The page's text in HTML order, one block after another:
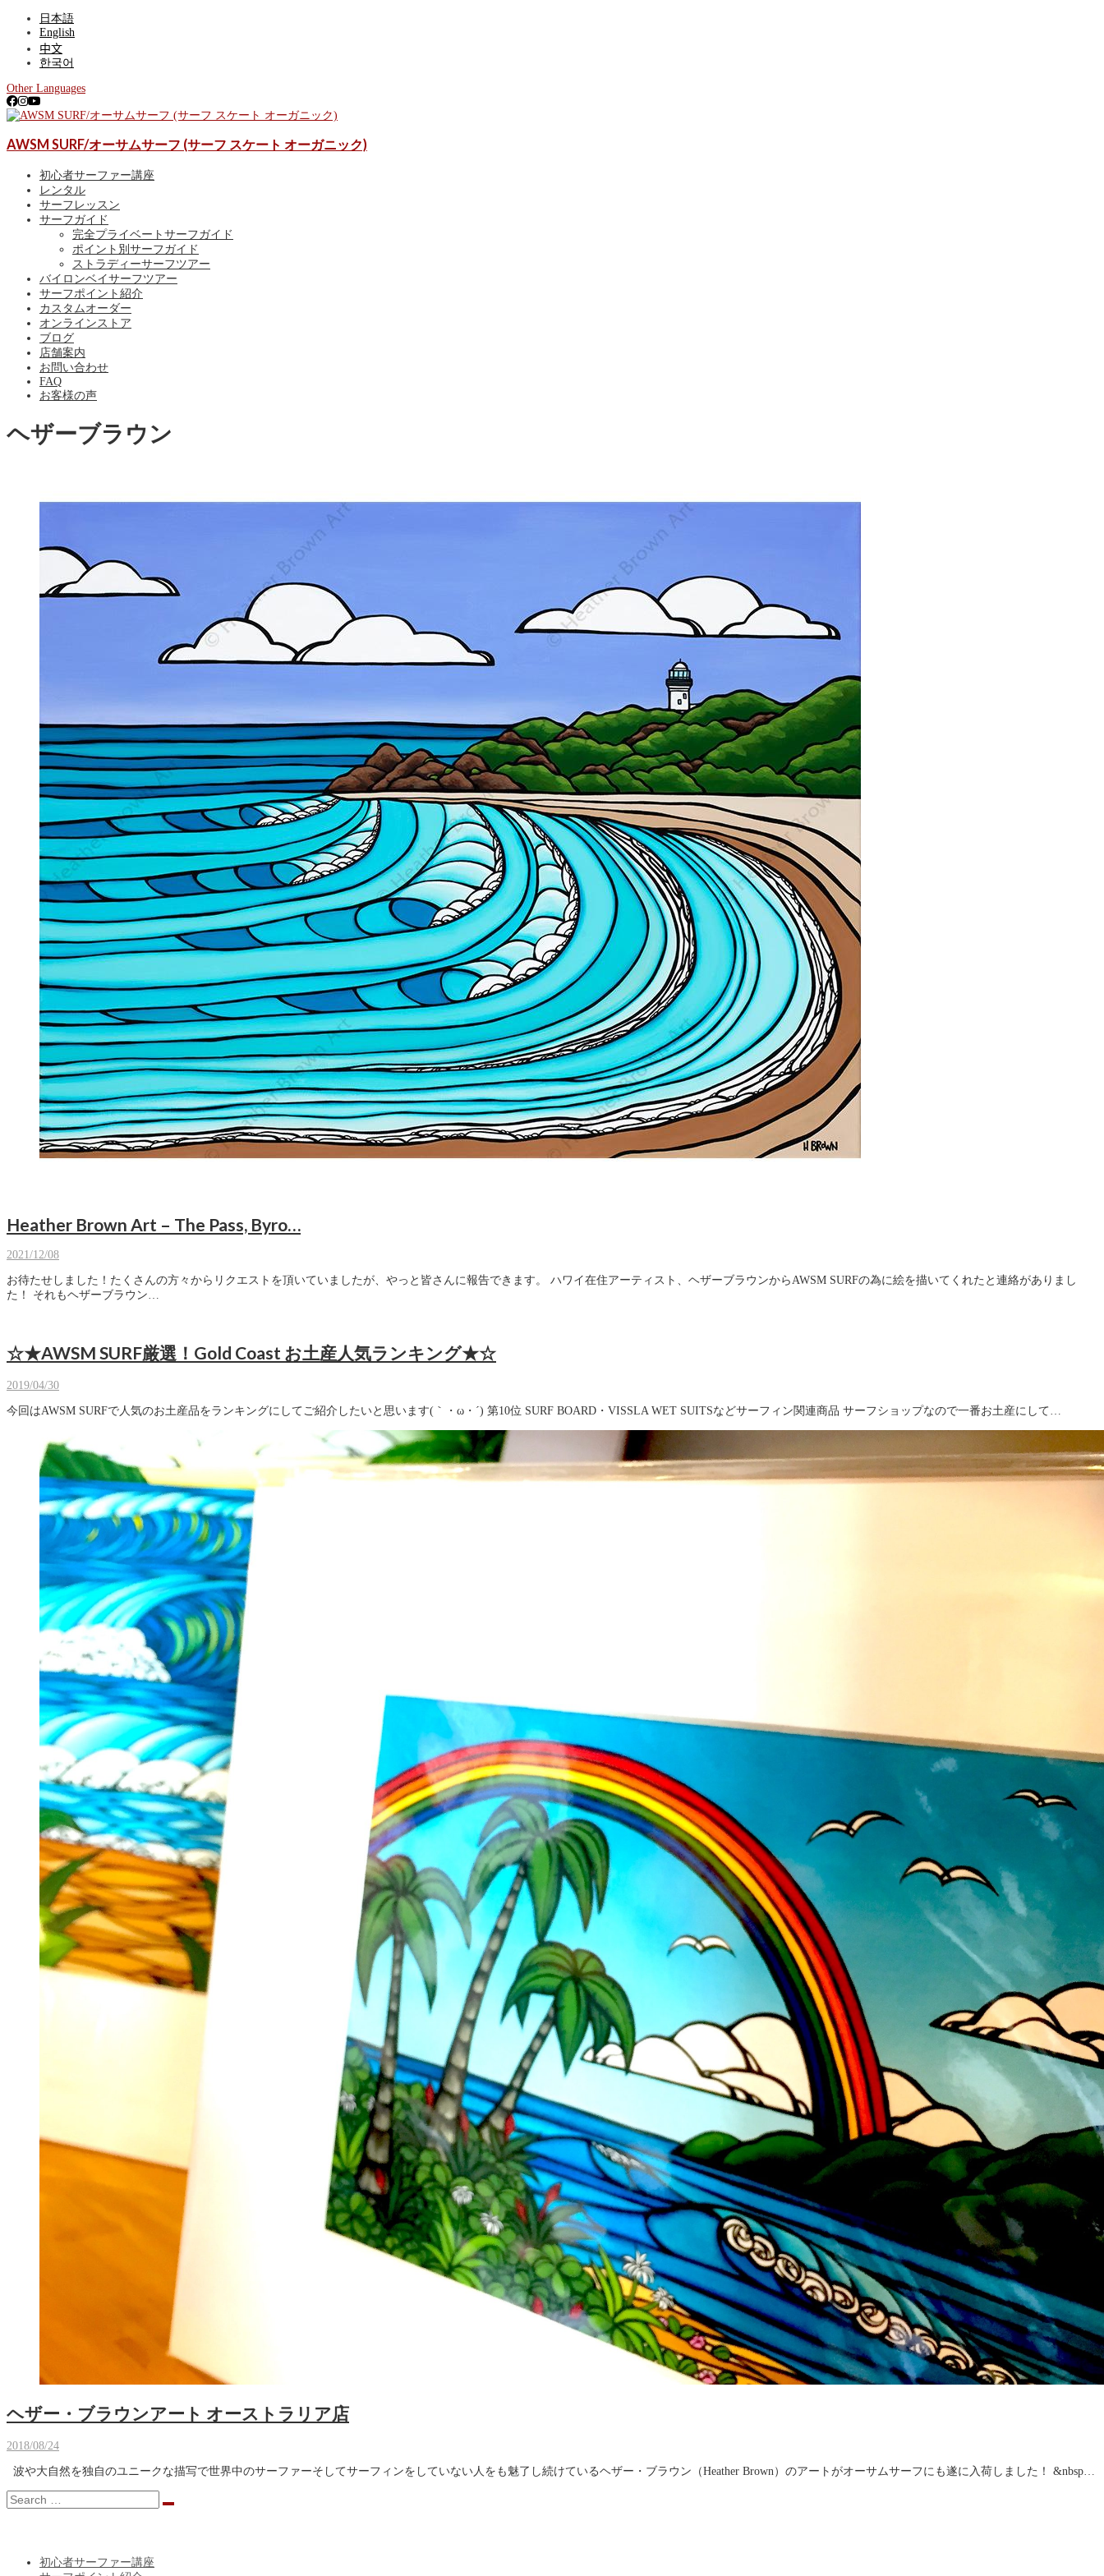
日本語
English
中文
한국어
Other Languages
AWSM SURF/オーサムサーフ (サーフ スケート オーガニック)
ールドコースト波情報、サーフポイント紹介も！
AWSM SURF/オーサムサーフ (サーフ スケート オーガニック)
初心者サーファー講座
レンタル
サーフレッスン
サーフガイド
完全プライベートサーフガイド
ポイント別サーフガイド
ストラディーサーフツアー
バイロンベイサーフツアー
サーフポイント紹介
カスタムオーダー
オンラインストア
ブログ
店舗案内
お問い合わせ
FAQ
お客様の声
ヘザーブラウン
Heather Brown Art – The Pass, Byro…
2021/12/08
お待たせしました！たくさんの方々からリクエストを頂いていましたが、やっと皆さんに報告できます。 ハワイ在住アーティスト、ヘザーブラウンからAWSM SURFの為に絵を描いてくれたと連絡がありまし
た！ それもヘザーブラウン…
☆★AWSM SURF厳選！Gold Coast お土産人気ランキング★☆
2019/04/30
今回はAWSM SURFで人気のお土産品をランキングにしてご紹介したいと思います(｀・ω・´) 第10位 SURF BOARD・VISSLA WET SUITSなどサーフィン関連商品 サーフショップなので一番お土産にして…
ヘザー・ブラウンアート オーストラリア店
2018/08/24
波や大自然を独自のユニークな描写で世界中のサーファーそしてサーフィンをしていない人をも魅了し続けているヘザー・ブラウン（Heather Brown）のアートがオーサムサーフにも遂に入荷しました！ &nbsp…
初心者サーファー講座